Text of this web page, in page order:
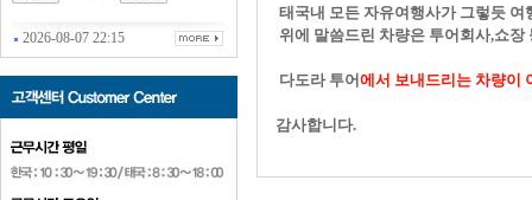
2026-08-07 22:15
태국내 모든 자유여행사가 그렇듯
위에 말씀드린 차량은 투어회사,쇼
다도라 투어 에서 보내드리는 차량이
감사합니다.